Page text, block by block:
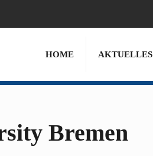
HOME AKTUELLES
Bremen